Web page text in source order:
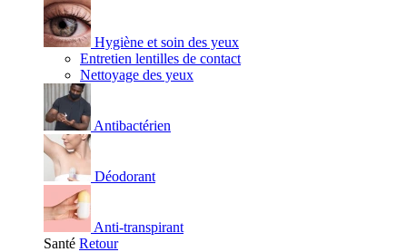
Hygiène et soin des yeux
Entretien lentilles de contact
Nettoyage des yeux
Antibactérien
Déodorant
Anti-transpirant
Santé Retour